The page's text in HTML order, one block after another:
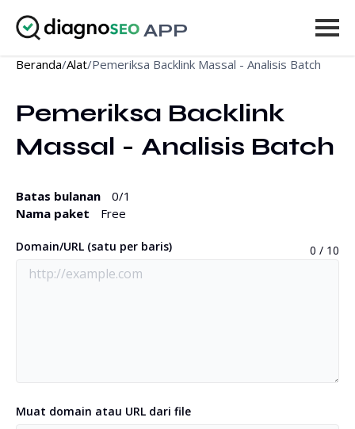
APP
Alat
Harga
Lainnya
UPGRADE
Beranda/Alat/Pemeriksa Backlink Massal - Analisis Batch
Pemeriksa Backlink
Massal - Analisis Batch
Batas bulanan 0/1
Nama paket
Free
Domain/URL (satu per baris) 0 / 10
Muat domain atau URL dari file